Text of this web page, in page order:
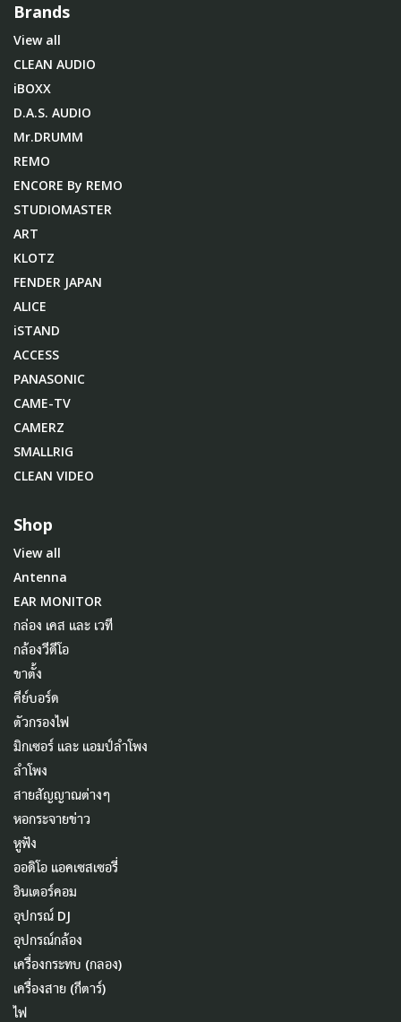
Brands
View all
CLEAN AUDIO
iBOXX
D.A.S. AUDIO
Mr.DRUMM
REMO
ENCORE By REMO
STUDIOMASTER
ART
KLOTZ
FENDER JAPAN
ALICE
iSTAND
ACCESS
PANASONIC
CAME-TV
CAMERZ
SMALLRIG
CLEAN VIDEO
Shop
View all
Antenna
EAR MONITOR
กล่อง เคส และ เวที
กล้องวีดีโอ
ขาตั้ง
คีย์บอร์ด
ตัวกรองไฟ
มิกเซอร์ และ แอมป์ลำโพง
ลำโพง
สายสัญญาณต่างๆ
หอกระจายข่าว
หูฟัง
ออดิโอ แอคเซสเซอรี่
อินเตอร์คอม
อุปกรณ์ DJ
อุปกรณ์กล้อง
เครื่องกระทบ (กลอง)
เครื่องสาย (กีตาร์)
ไฟ